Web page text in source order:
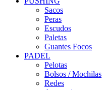
Sacos
Peras
Escudos
Paletas
Guantes Focos
PADEL
Pelotas
Bolsos / Mochilas
Redes